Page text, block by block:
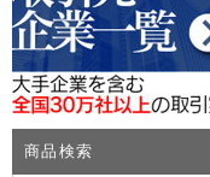
商品検索